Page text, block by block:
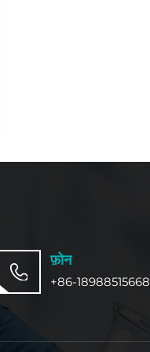
फ़ोन
+86-18988515668